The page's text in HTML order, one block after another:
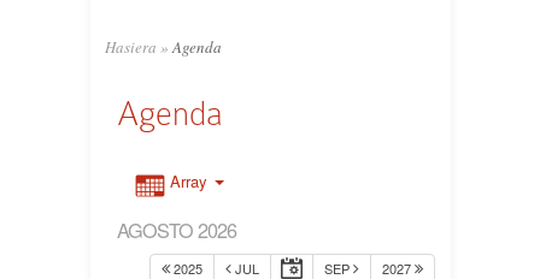
Hasiera » Agenda
Agenda
Array
AGOSTO 2026
2025 JUL SEP 2027